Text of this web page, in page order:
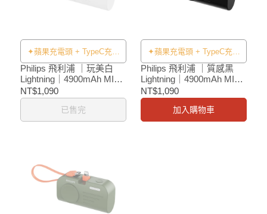
✦蘋果充電頭 + TypeC充電
線✦
Philips 飛利浦 ｜玩美白
Lightning｜4900mAh MINI
2 手錶磁吸多合一行動電源
NT$1,090
已售完
✦蘋果充電頭 + TypeC充電
線✦
Philips 飛利浦 ｜質感黑
Lightning｜4900mAh MINI
2 手錶磁吸多合一行動電源
NT$1,090
加入購物車